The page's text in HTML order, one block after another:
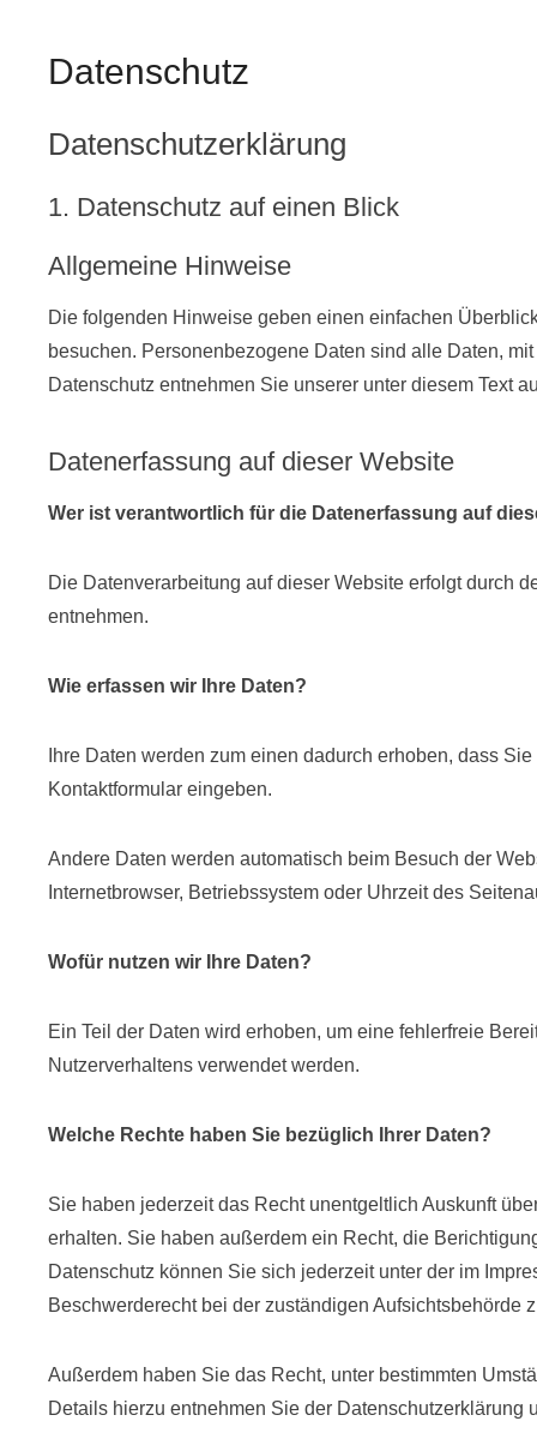
Datenschutz
Datenschutzerklärung
1. Datenschutz auf einen Blick
Allgemeine Hinweise
Die folgenden Hinweise geben einen einfachen
besuchen. Personenbezogene Daten sind alle Daten,
Datenschutz entnehmen Sie unserer unter diesem Text
Datenerfassung auf dieser Website
Wer ist verantwortlich für die Datenerfassung auf
Die Datenverarbeitung auf dieser Website erfolgt durch
entnehmen.
Wie erfassen wir Ihre Daten?
Ihre Daten werden zum einen dadurch erhoben, dass
Kontaktformular eingeben.
Andere Daten werden automatisch beim Besuch der
Internetbrowser, Betriebssystem oder Uhrzeit des
Wofür nutzen wir Ihre Daten?
Ein Teil der Daten wird erhoben, um eine fehlerfreie
Nutzerverhaltens verwendet werden.
Welche Rechte haben Sie bezüglich Ihrer Daten?
Sie haben jederzeit das Recht unentgeltlich Auskunft
erhalten. Sie haben außerdem ein Recht, die
Datenschutz können Sie sich jederzeit unter der im
Beschwerderecht bei der zuständigen Aufsichtsbehörde
Außerdem haben Sie das Recht, unter bestimmten
Details hierzu entnehmen Sie der Datenschutzerklärung